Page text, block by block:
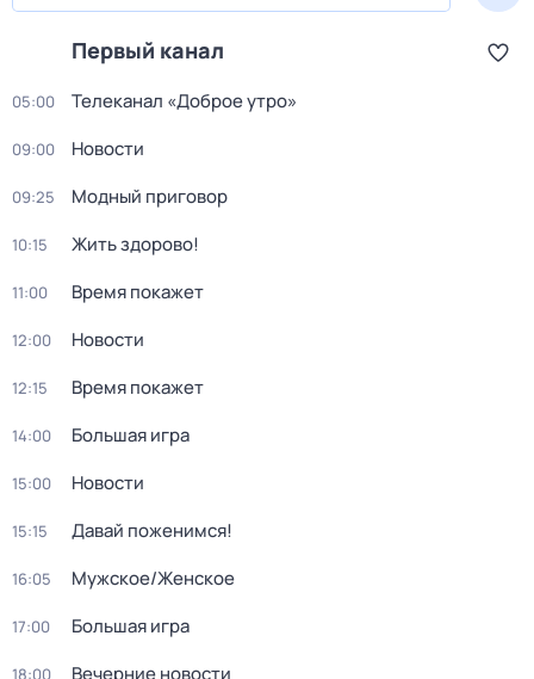
Первый канал
05:00 Телеканал «Доброе утро»
09:00 Новости
09:25 Модный приговор
10:15 Жить здорово!
11:00 Время покажет
12:00 Новости
12:15 Время покажет
14:00 Большая игра
15:00 Новости
15:15 Давай поженимся!
16:05 Мужское/Женское
17:00 Большая игра
18:00 Вечерние новости